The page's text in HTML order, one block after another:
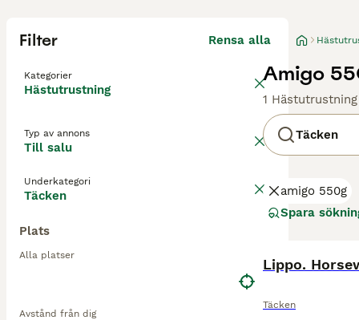
Filter Rensa alla
Kategorier
Hästutrustning
Typ av annons
Till salu
Underkategori
Täcken
Plats
Alla platser
Avstånd från dig
Amigo
1
Täcken
amigo 550g
Spara
Lippo.
Täcken